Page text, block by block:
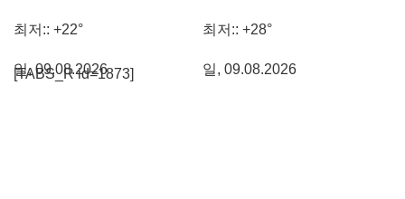
최저:: +22°
일, 09.08.2026
최저:: +28°
일, 09.08.2026
[TABS_R id=1873]